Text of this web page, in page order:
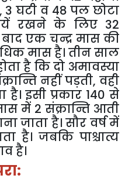
3 घटी व 48 पल छोटा
रखने के लिए 32
एक चन्द्र मास की
मास है। तीन साल
है कि दो अमावस्या
नहीं पड़ती, वही
इसी प्रकार 140 से
में 2 संक्रान्ति आती
जाता है। सौर वर्ष में
है। जबकि पाश्चात्य
है।